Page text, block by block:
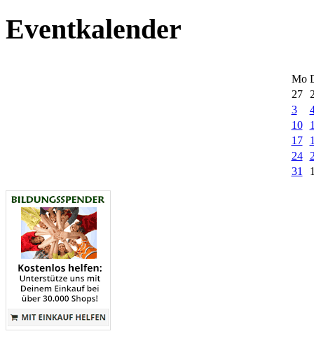
Eventkalender
Mo
27
3
10
17
24
31